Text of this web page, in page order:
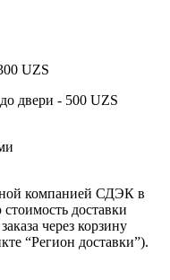
UZS
двери - 500 UZS
компанией СДЭК в
доставки
через корзину
“Регион доставки”).